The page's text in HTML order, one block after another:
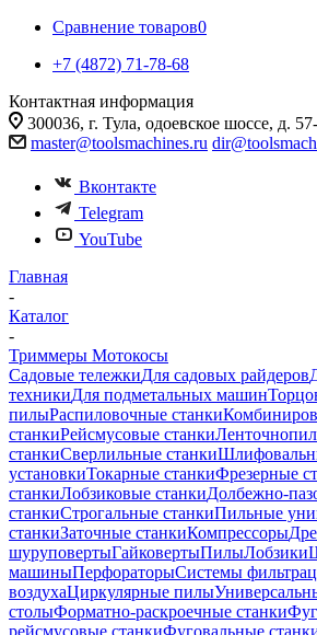
Сравнение товаров0
+7 (4872) 71-78-68
Контактная информация
300036, г. Тула, одоевское шоссе, д.
master@toolsmachines.ru
Вконтакте
Telegram
YouTube
Главная
-
Каталог
-
Триммеры Мотокосы
Садовые тележкиДля садовых райдеров
техникиДля подметальных машин
пилыРаспиловочные станки
станкиРейсмусовые станки
станкиСверлильные станки
установкиТокарные станкиФрезерные
станкиЛобзиковые станкиДолбежно-
станкиСтрогальные станкиПильные
станкиЗаточные станкиКомпрессоры
шуруповертыГайковертыПилыЛобзики
машиныПерфораторыСистемы
воздухаЦиркулярные пилы
столыФорматно-раскроечные станки
рейсмусовые станкиФуговальные